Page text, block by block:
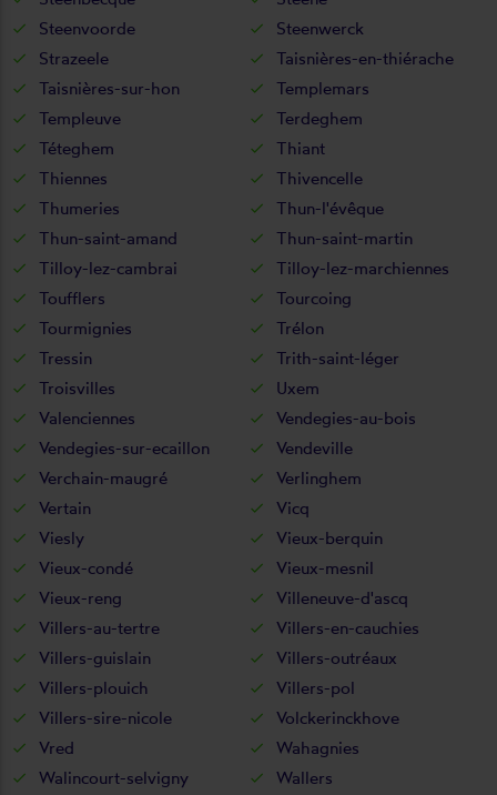
Steenvoorde
Steenwerck
Strazeele
Taisnières-en-thiérache
Taisnières-sur-hon
Templemars
Templeuve
Terdeghem
Téteghem
Thiant
Thiennes
Thivencelle
Thumeries
Thun-l'évêque
Thun-saint-amand
Thun-saint-martin
Tilloy-lez-cambrai
Tilloy-lez-marchiennes
Toufflers
Tourcoing
Tourmignies
Trélon
Tressin
Trith-saint-léger
Troisvilles
Uxem
Valenciennes
Vendegies-au-bois
Vendegies-sur-ecaillon
Vendeville
Verchain-maugré
Verlinghem
Vertain
Vicq
Viesly
Vieux-berquin
Vieux-condé
Vieux-mesnil
Vieux-reng
Villeneuve-d'ascq
Villers-au-tertre
Villers-en-cauchies
Villers-guislain
Villers-outréaux
Villers-plouich
Villers-pol
Villers-sire-nicole
Volckerinckhove
Vred
Wahagnies
Walincourt-selvigny
Wallers